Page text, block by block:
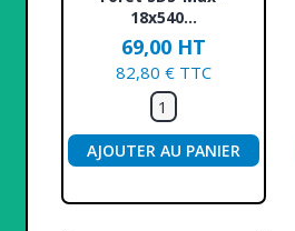
18x540...
69,00 HT
82,80 € TTC
AJOUTER AU PANIER